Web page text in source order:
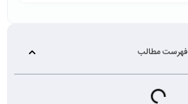
فهرست مطالب